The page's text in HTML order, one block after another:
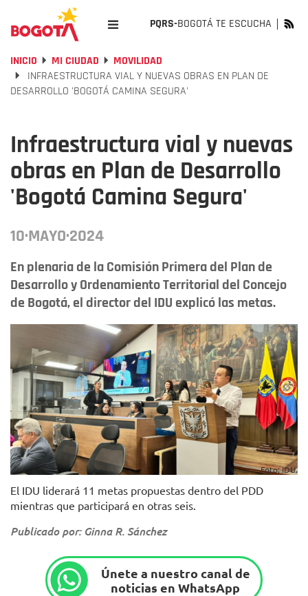
PQRS-BOGOTÁ TE ESCUCHA
INICIO MI CIUDAD
MOVILIDAD
INFRAESTRUCTURA VIAL Y NUEVAS OBRAS EN PLAN DE
DESARROLLO 'BOGOTÁ CAMINA SEGURA'
Infraestructura vial y nuevas
obras en Plan de Desarrollo
'Bogotá Camina Segura'
10·MAYO·2024
En plenaria de la Comisión Primera del Plan de
Desarrollo y Ordenamiento Territorial del Concejo
de Bogotá, el director del IDU explicó las metas.
Foto: IDU.
El IDU liderará 11 metas propuestas dentro del PDD
mientras que participará en otras seis.
Publicado por: Ginna R. Sánchez
Únete a nuestro canal de
noticias en WhatsApp